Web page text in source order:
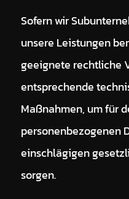
Sofern wir
unsere Leistungen
geeignete rechtliche
entsprechende
Maßnahmen, um für
personenbezogenen
einschlägigen
sorgen.